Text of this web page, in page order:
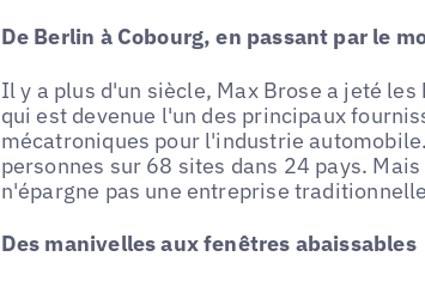
De Berlin à Cobourg, en passant par le
Il y a plus d'un siècle, Max Brose a jeté
qui est devenue l'un des principaux
mécatroniques pour l'industrie
personnes sur 68 sites dans 24 pays.
n'épargne pas une entreprise
Des manivelles aux fenêtres abaissables